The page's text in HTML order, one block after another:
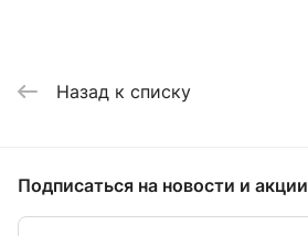
Назад к списку
Подписаться на новости и акции